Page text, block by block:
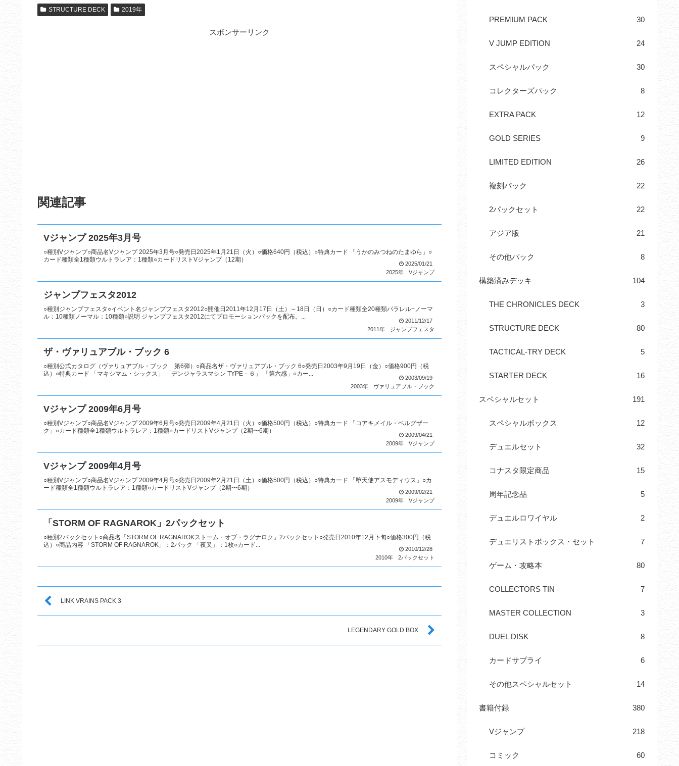
STRUCTURE DECK 2019年
スポンサーリンク
関連記事
Vジャンプ 2025年3月号
○種別Vジャンプ○商品名Vジャンプ 2025年3月号○発売日2025年1月21日（火）○価格640円（税込）○特典カード 「うかのみつねのたまゆら」○
カード種類全1種類ウルトラレア：1種類○カードリストVジャンプ（12期）
2025/01/21
2025年
Vジャンプ
ジャンプフェスタ2012
○種別ジャンプフェスタ○イベント名ジャンプフェスタ2012○開催日2011年12月17日（土）～18日（日）○カード種類全20種類パラレル+ノーマ
ル：10種類ノーマル：10種類○説明 ジャンプフェスタ2012にてプロモーションパックを配布。...
2011/12/17
2011年
ジャンプフェスタ
ザ・ヴァリュアブル・ブック 6
○種別公式カタログ（ヴァリュアブル・ブック 第6弾）○商品名ザ・ヴァリュアブル・ブック 6○発売日2003年9月19日（金）○価格900円（税
込）○特典カード 「マキシマム・シックス」 「デンジャラスマシン TYPE－６」 「第六感」○カー...
2003/09/19
2003年
ヴァリュアブル・ブック
Vジャンプ 2009年6月号
○種別Vジャンプ○商品名Vジャンプ 2009年6月号○発売日2009年4月21日（火）○価格500円（税込）○特典カード 「コアキメイル・ベルグザー
ク」○カード種類全1種類ウルトラレア：1種類○カードリストVジャンプ（2期〜6期）
2009/04/21
2009年
Vジャンプ
Vジャンプ 2009年4月号
○種別Vジャンプ○商品名Vジャンプ 2009年4月号○発売日2009年2月21日（土）○価格500円（税込）○特典カード 「堕天使アスモディウス」○カ
ード種類全1種類ウルトラレア：1種類○カードリストVジャンプ（2期〜6期）
2009/02/21
2009年
Vジャンプ
「STORM OF RAGNAROK」2パックセット
○種別2パックセット○商品名「STORM OF RAGNAROKストーム・オブ・ラグナロク」2パックセット○発売日2010年12月下旬○価格300円（税
込）○商品内容 「STORM OF RAGNAROK」：2パック 「夜叉」：1枚○カード...
2010/12/28
2010年
2パックセット
LINK VRAINS PACK 3
LEGENDARY GOLD BOX
PREMIUM PACK 30
V JUMP EDITION 24
スペシャルパック 30
コレクターズパック 8
EXTRA PACK 12
GOLD SERIES 9
LIMITED EDITION 26
複刻パック 22
2パックセット 22
アジア版 21
その他パック 8
構築済みデッキ 104
THE CHRONICLES DECK 3
STRUCTURE DECK 80
TACTICAL-TRY DECK 5
STARTER DECK 16
スペシャルセット 191
スペシャルボックス 12
デュエルセット 32
コナスタ限定商品 15
周年記念品 5
デュエルロワイヤル 2
デュエリストボックス・セット 7
ゲーム・攻略本 80
COLLECTORS TIN 7
MASTER COLLECTION 3
DUEL DISK 8
カードサプライ 6
その他スペシャルセット 14
書籍付録 380
Vジャンプ 218
コミック 60